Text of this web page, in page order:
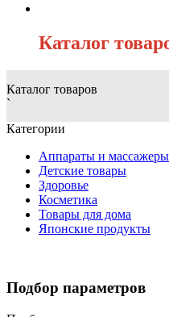
Каталог
Каталог товаров
`
Категории
Аппараты и массажеры
Детские товары
Здоровье
Косметика
Товары для дома
Японские продукты
Подбор параметров